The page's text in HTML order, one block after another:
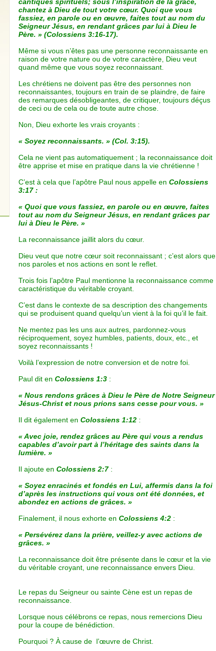
cantiques spirituels; sous l’inspiration de la grâce,
chantez à Dieu de tout votre cœur. Quoi que vous
fassiez, en parole ou en œuvre, faites tout au nom du
Seigneur Jésus, en rendant grâces par lui à Dieu le
Père. » (Colossiens 3:16-17).
Même si vous n’êtes pas une personne reconnaissante en
raison de votre nature ou de votre caractère, Dieu veut
quand même que vous soyez reconnaissant.
Les chrétiens ne doivent pas être des personnes non
reconnaissantes, toujours en train de se plaindre, de faire
des remarques désobligeantes, de critiquer, toujours déçus
de ceci ou de cela ou de toute autre chose.
Non, Dieu exhorte les vrais croyants :
« Soyez reconnaissants. » (Col. 3:15).
Cela ne vient pas automatiquement ; la reconnaissance doit
être apprise et mise en pratique dans la vie chrétienne !
C’est à cela que l’apôtre Paul nous appelle en Colossiens
3:17 :
« Quoi que vous fassiez, en parole ou en œuvre, faites
tout au nom du Seigneur Jésus, en rendant grâces par
lui à Dieu le Père. »
La reconnaissance jaillit alors du cœur.
Dieu veut que notre cœur soit reconnaissant ; c’est alors que
nos paroles et nos actions en sont le reflet.
Trois fois l’apôtre Paul mentionne la reconnaissance comme
caractéristique du véritable croyant.
C’est dans le contexte de sa description des changements
qui se produisent quand quelqu’un vient à la foi qu’il le fait.
Ne mentez pas les uns aux autres, pardonnez-vous
réciproquement, soyez humbles, patients, doux, etc., et
soyez reconnaissants !
Voilà l’expression de notre conversion et de notre foi.
Paul dit en Colossiens 1:3 :
« Nous rendons grâces à Dieu le Père de Notre Seigneur
Jésus-Christ et nous prions sans cesse pour vous. »
Il dit également en Colossiens 1:12 :
« Avec joie, rendez grâces au Père qui vous a rendus
capables d’avoir part à l’héritage des saints dans la
lumière. »
Il ajoute en Colossiens 2:7:
« Soyez enracinés et fondés en Lui, affermis dans la foi
d’après les instructions qui vous ont été données, et
abondez en actions de grâces. »
Finalement, il nous exhorte en Colossiens 4:2 :
« Persévérez dans la prière, veillez-y avec actions de
grâces. »
La reconnaissance doit être présente dans le cœur et la vie
du véritable croyant, une reconnaissance envers Dieu.
Le repas du Seigneur ou sainte Cène est un repas de
reconnaissance.
Lorsque nous célébrons ce repas, nous remercions Dieu
pour la coupe de bénédiction.
Pourquoi ? À cause de l’œuvre de Christ.